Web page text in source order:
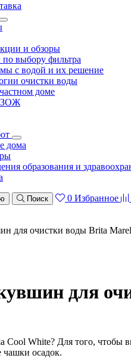
и обзоры
выбору фильтра
с водой и их решение
очистки воды
доме
ЗОЖ
дома
образования и
Поиск 0 Избранное
для очистки воды Brita
для
Cool White? Для того, чтобы
чашки осадок.